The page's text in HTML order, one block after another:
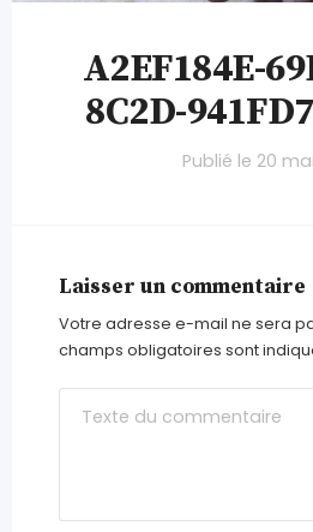
A2EF184E-
8C2D-
Publié le 20
Laisser un commentaire
Votre adresse e-mail ne sera
champs obligatoires sont